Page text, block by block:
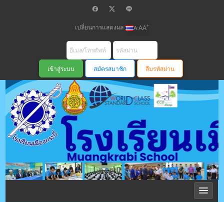
เปลี่ยนการแสดงผล A-AA+
สมัครสมาชิก ลืมรหัสผ่าน
โรงเรียนเมือง
กระบี่ สพม